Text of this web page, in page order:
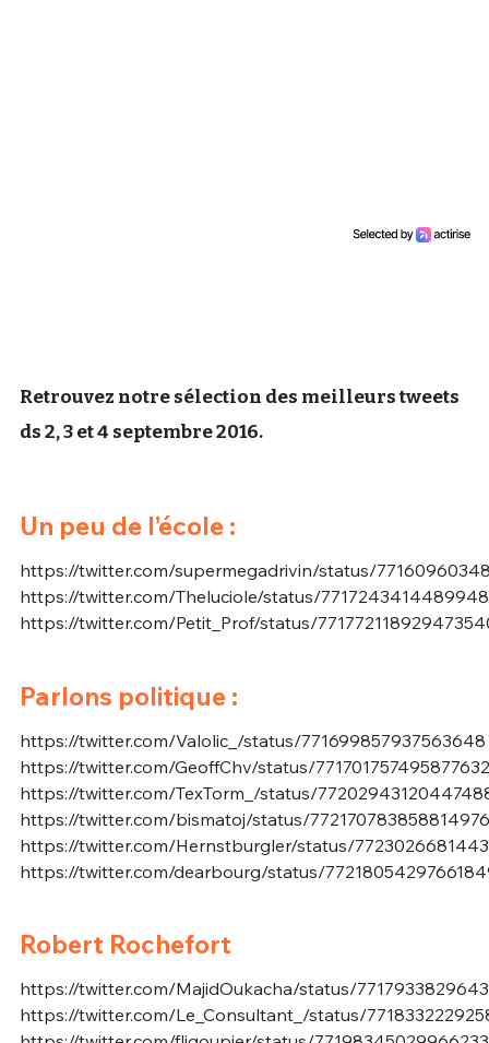
Retrouvez notre sélection des meilleurs tweets
ds 2, 3 et 4 septembre 2016.
Un peu de l’école :
https://twitter.com/supermegadrivin/status/
https://twitter.com/Theluciole/status/
https://twitter.com/Petit_Prof/status/
Parlons politique :
https://twitter.com/Valolic_/status/771699857937563648
https://twitter.com/GeoffChv/status/771701757495877632
https://twitter.com/TexTorm_/status/
https://twitter.com/bismatoj/status/772170783858814976
https://twitter.com/Hernstburgler/status/
https://twitter.com/dearbourg/status/
Robert Rochefort
https://twitter.com/MajidOukacha/status/
https://twitter.com/Le_Consultant_/status/